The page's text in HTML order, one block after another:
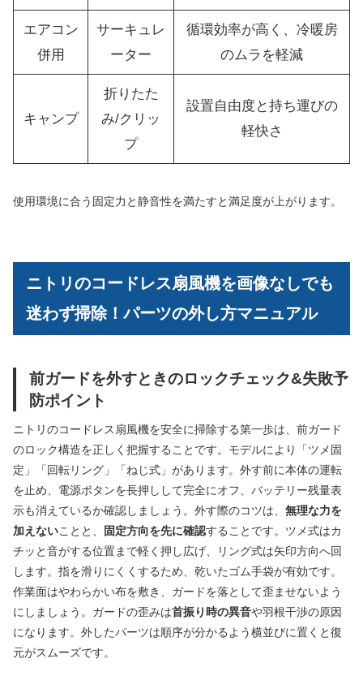
エアコン
併用
サーキュレ
ーター
循環効率が高く、冷暖房
のムラを軽減
キャンプ
折りたた
み/クリッ
プ
設置自由度と持ち運びの
軽快さ
使用環境に合う固定力と静音性を満たすと満足度が上がります。
ニトリのコードレス扇風機を画像なしでも
迷わず掃除！パーツの外し方マニュアル
前ガードを外すときのロックチェック&失敗予
防ポイント
ニトリのコードレス扇風機を安全に掃除する第一歩は、前ガード
のロック構造を正しく把握することです。モデルにより「ツメ固
定」「回転リング」「ねじ式」があります。外す前に本体の運転
を止め、電源ボタンを長押しして完全にオフ、バッテリー残量表
示も消えているか確認しましょう。外す際のコツは、 無理な力を
加えないことと、 固定方向を先に確認することです。ツメ式はカ
チッと音がする位置まで軽く押し広げ、リング式は矢印方向へ回
します。指を滑りにくくするため、乾いたゴム手袋が有効です。
作業面はやわらかい布を敷き、ガードを落として歪ませないよう
にしましょう。ガードの歪みは首振り時の異音や羽根干渉の原因
になります。外したパーツは順序が分かるよう横並びに置くと復
元がスムーズです。